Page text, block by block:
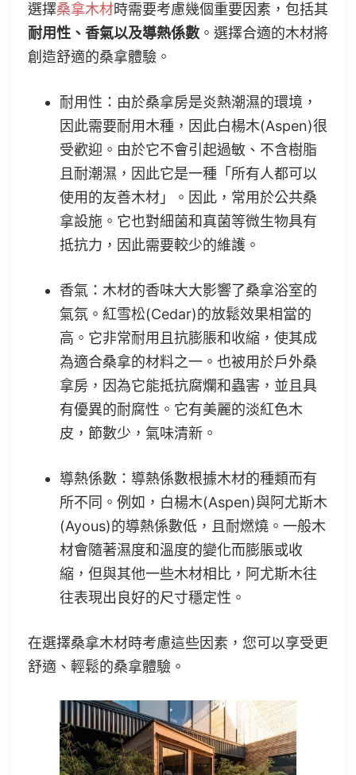
選擇桑拿木材時需要考慮幾個重要因素，包括其
耐用性、香氣以及導熱係數 。選擇合適的木材將
創造舒適的桑拿體驗。
耐用性：由於桑拿房是炎熱潮濕的環境，
因此需要耐用木種，因此白楊木(Aspen)很
受歡迎。由於它不會引起過敏、不含樹脂
且耐潮濕，因此它是一種「所有人都可以
使用的友善木材」。因此，常用於公共桑
拿設施。它也對細菌和真菌等微生物具有
抵抗力，因此需要較少的維護。
香氣：木材的香味大大影響了桑拿浴室的
氣氛。紅雪松(Cedar)的放鬆效果相當的
高。它非常耐用且抗膨脹和收縮，使其成
為適合桑拿的材料之一。也被用於戶外桑
拿房，因為它能抵抗腐爛和蟲害，並且具
有優異的耐腐性。它有美麗的淡紅色木
皮，節數少，氣味清新。
導熱係數：導熱係數根據木材的種類而有
所不同。例如，白楊木(Aspen)與阿尤斯木
(Ayous)的導熱係數低，且耐燃燒。一般木
材會隨著濕度和溫度的變化而膨脹或收
縮，但與其他一些木材相比，阿尤斯木往
往表現出良好的尺寸穩定性。
在選擇桑拿木材時考慮這些因素，您可以享受更
舒適、輕鬆的桑拿體驗。